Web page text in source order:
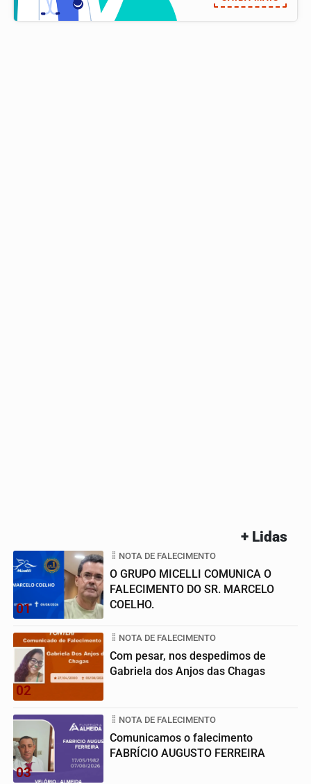
+ Lidas
01
NOTA DE FALECIMENTO
O GRUPO MICELLI COMUNICA O
FALECIMENTO DO SR. MARCELO
COELHO.
02
NOTA DE FALECIMENTO
Com pesar, nos despedimos de
Gabriela dos Anjos das Chagas
03
NOTA DE FALECIMENTO
Comunicamos o falecimento
FABRÍCIO AUGUSTO FERREIRA